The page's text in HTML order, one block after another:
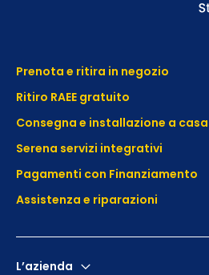
Prenota e ritira in negozio
Ritiro RAEE gratuito
Consegna e installazione a casa
Serena servizi integrativi
Pagamenti con Finanziamento
Assistenza e riparazioni
L’azienda